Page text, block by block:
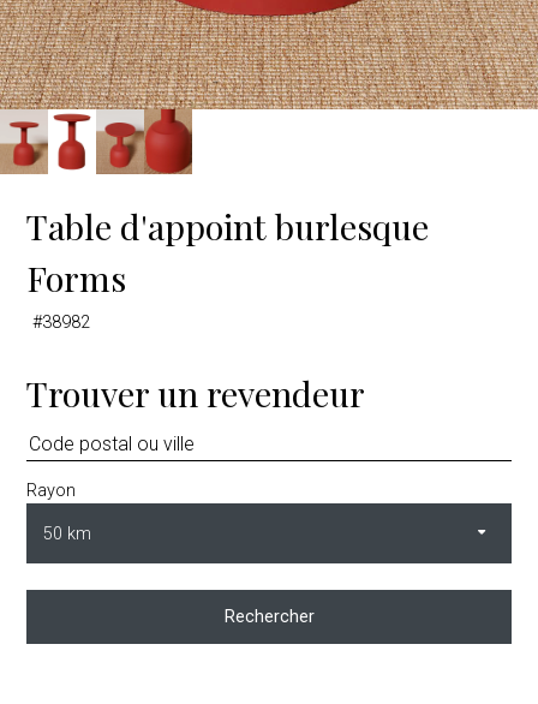
Table d'appoint burlesque
Forms
#38982
Trouver un revendeur
Rayon
Rechercher